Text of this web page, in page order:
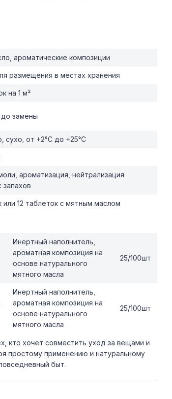
ароматические композиции
размещения в местах хранения
на 1 м²
замены
сухо, от +2°C до +25°C
ароматизация, нейтрализация
запахов
или 12 таблеток с мятным маслом
Инертный наполнитель,
ароматная композиция на
основе натурального
мятного масла
25/100шт
Инертный наполнитель,
ароматная композиция на
основе натурального
мятного масла
25/100шт
кто хочет совместить уход за вещами и
простому применению и натуральному
быт.